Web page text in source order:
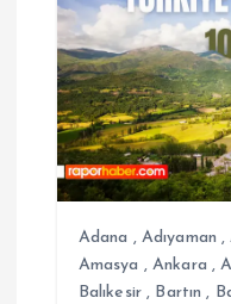
n
m
e
s
Adana , Adıyaman ,
Amasya ,Ankara ,
Balıkesir , Bartın ,